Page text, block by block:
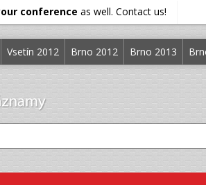
conference as well. Contact us!
Vsetín 2012 Brno 2012 Brno 2013